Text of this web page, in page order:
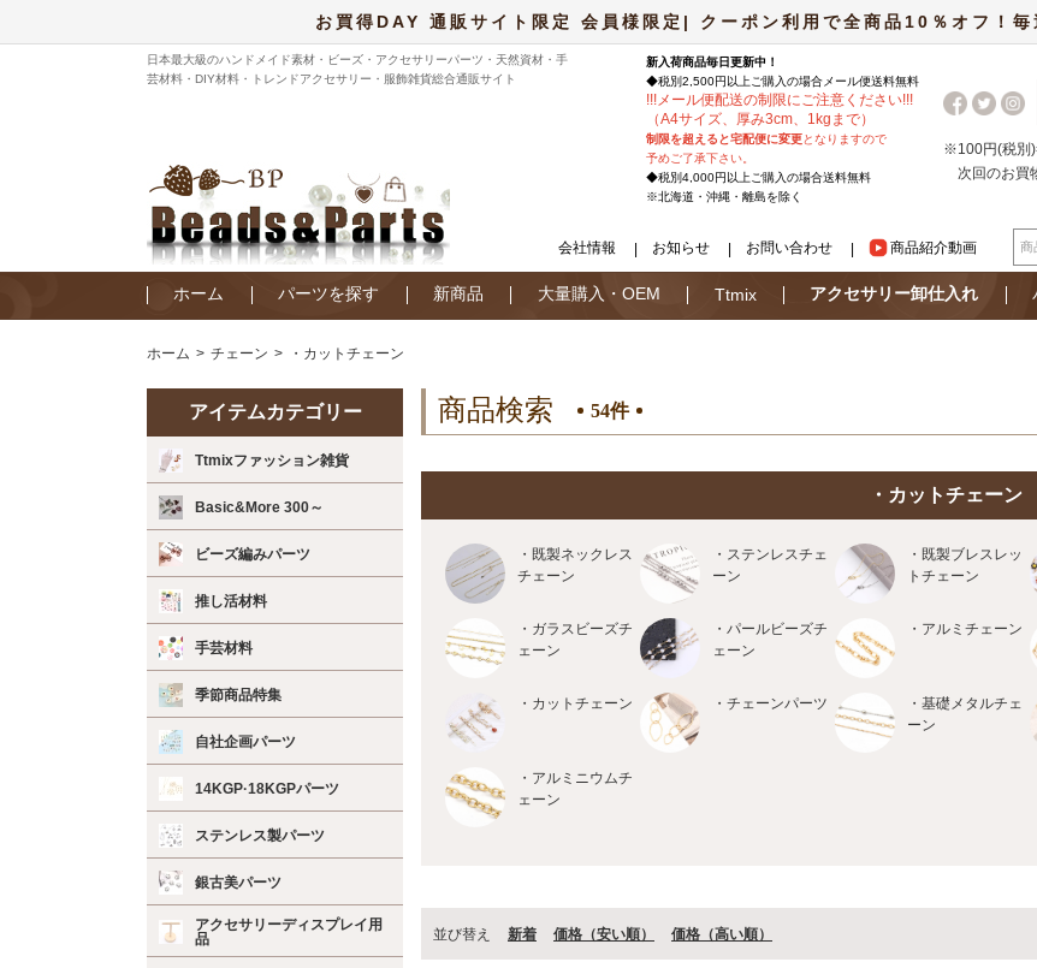
お買得DAY 通販サイト限定 会員様限定| クーポン利用で全商品10％オフ！
日本最大級のハンドメイド素材・ビーズ・アクセサリーパーツ・天然資材・手
芸材料・DIY材料・トレンドアクセサリー・服飾雑貨総合通販サイト
新入荷商品毎日更新中！
◆税別2,500円以上ご購入の場合 メール便送料無料
!!!メール便配送の制限にご注意ください!!!
（A4サイズ、厚み3cm、1kgまで）
制限を超えると宅配便に変更となりますので
予めご了承下さい。
◆税別4,000円以上ご購入の場合送料無料
※北海道・沖縄・離島を除く
※100円(税別
次回のお買
会社情報 お知らせ お問い合わせ 商品紹介動画
ホーム パーツを探す 新商品 大量購入・OEM Ttmix アクセサリー卸仕入れ
ホーム チェーン ・カットチェーン
アイテムカテゴリー
Ttmixファッション雑貨
Basic&More 300～
ビーズ編みパーツ
推し活材料
手芸材料
季節商品特集
自社企画パーツ
14KGP·18KGPパーツ
ステンレス製パーツ
銀古美パーツ
アクセサリーディスプレイ用
品
商品検索 54件
・カットチェーン
・既製ネックレス
チェーン
・ステンレスチェ
ーン
・既製ブレスレッ
トチェーン
・ガラスビーズチ
ェーン
・パールビーズチ
ェーン
・アルミチェーン
・カットチェーン ・チェーンパーツ
・基礎メタルチェ
ーン
・アルミニウムチ
ェーン
並び替え 新着 価格（安い順） 価格（⾼い順）